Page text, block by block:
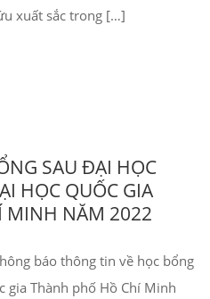
xuất sắc trong […]
SAU ĐẠI HỌC
HỌC QUỐC GIA
MINH NĂM 2022
báo thông tin về học bổng
gia Thành phố Hồ Chí Minh